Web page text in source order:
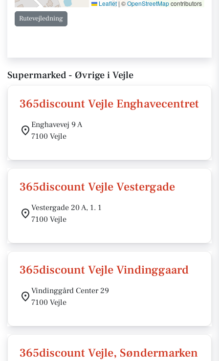
Leaflet | ©OpenStreetMapcontributors
Rutevejledning
Supermarked - Øvrige i Vejle
365discount Vejle Enghavecentret
Enghavevej 9 A
7100 Vejle
365discount Vejle Vestergade
Vestergade 20 A, 1. 1
7100 Vejle
365discount Vejle Vindinggaard
Vindinggård Center 29
7100 Vejle
365discount Vejle, Søndermarken